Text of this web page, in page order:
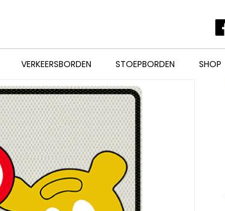
VERKEERSBORDEN STOEPBORDEN SHOP